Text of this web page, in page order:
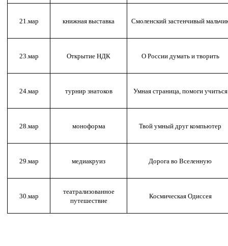
21.мар книжная выставка Смоленский застенчивый
23.мар Открытие НДК О России думать и творить
24.мар турнир знатоков Умная страница, помоги учиться
28.мар моноформа Твой умный друг компьютер
29.мар медиакруиз Дорога во Вселенную
30.мар
театрализованное
путешествие
Космическая Одиссея